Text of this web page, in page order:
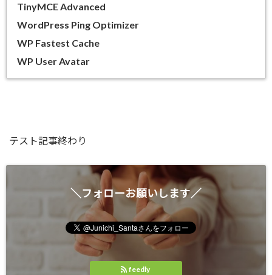
TinyMCE Advanced
WordPress Ping Optimizer
WP Fastest Cache
WP User Avatar
テスト記事終わり
＼フォローお願いします／
feedly